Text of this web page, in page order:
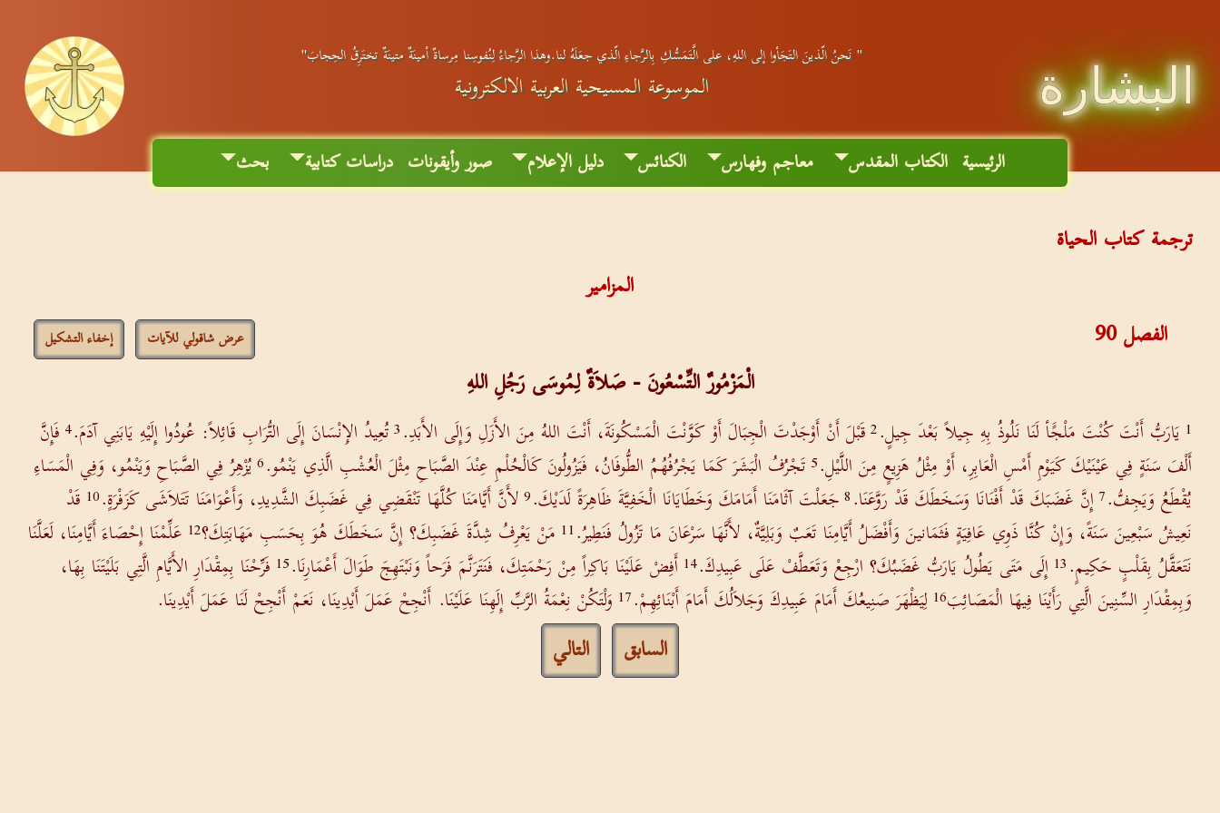
البشارة
" نَحنُ الّذينَ التَجَأوا إلى اللهِ، على الَّتَمَسُّكِ بِالرَّجاءِ الّذي جعَلَهُ لنا.وهذا الرَّجاءُ لِنُفوسِنا مِرساةٌ أمينَةٌ متينَةٌ تختَرِقُ الحِجابَ"
الموسوعة المسيحية العربية الالكترونية
الرئيسية الكتاب المقدس معاجم وفهارس الكنائس دليل الإعلام صور وأيقونات دراسات كتابية بحث
ترجمة كتاب الحياة
المزامير
الفصل90 عرض شاقولي للآيات إخفاء التشكيل
الْمَزْمُورٌ التِّسْعُونَ - صَلاَةٌ لِمُوسَى رَجُلِ اللهِ
1 يَارَبُّ أَنْتَ كُنْتَ مَلْجًَأ لَنَا نَلُوذُ بِهِ جِيلاً بَعْدَ جِيلٍ.2قَبْلَ أَنْ أَوْجَدْتَ الْجِبَالَ أَوْ كَوَّنْتَ الْمَسْكُونَةَ، أَنْتَ اللهُ مِنَ الأَزَلِ وَإِلَى الأَبَدِ.3تُعِيدُ الإِنْسَانَ إِلَى التُّرَابِ قَائِلاً: عُودُوا إِلَيْهِ يَابَنِي آدَمَ.4 فَإِنَّ
أَلْفَ سَنَةٍ فِي عَيْنَيْكَ كَيَوْمِ أَمْسِ الْعَابِرِ، أَوْ مِثْلُ هَزِيعٍ مِنَ اللَّيْلِ.5 تَجْرُفُ الْبَشَرَ كَمَا يَجْرُفُهُمُ الطُّوفَانُ، فَيَزُولُونَ كَالْحُلْمِ عِنْدَ الصَّبَاحِ مِثْلَ الْعُشْبِ الَّذِي يَنْمُو.6يُزْهِرُ فِي الصَّبَاحِ وَيَنْمُو، وَفِي الْمَسَاءِ
يُقْطَعُ وَيَجِفُّ.7إِنَّ غَضَبَكَ قَدْ أَفْنَانَا وَسَخَطَكَ قَدْ رَوَّعَنَا.8جَعَلْتَ آثَامَنَا أَمَامَكَ وَخَطَايَانَا الْخَفِيَّةَ ظَاهِرَةً لَدَيْكَ.9لأَنَّ أَيَّامَنَا كُلَّهَا تَنْقَضِي فِي غَضَبِكَ الشَّدِيدِ، وَأَعْوَامَنَا تَتَلاَشَى كَزَفْرَةٍ.10 قَدْ
نَعِيشُ سَبْعِينَ سَنَةً، وَإِنْ كُنَّا ذَوِي عَافِيَةٍ فَثَمَانينَ وَأَفْضَلُ أَيَّامِنَا تَعَبٌ وَبَلِيَّةٌ، لأَنَّهَا سَرْعَانَ مَا تَزُولُ فَنَطِيرُ.11 مَنْ يَعْرِفُ شِدَّةَ غَضَبِكَ؟ إِنَّ سَخَطَكَ هُوَ بِحَسَبِ مَهَابَتِكَ؟12 عَلِّمْنَا إِحْصَاءَ أَيَّامِنَا، لَعَلَّنَا
نَتَعَقَّلُ بِقَلْبٍ حَكِيمٍ.13 إِلَى مَتَى يَطُولُ يَارَبُّ غَضَبُكَ؟ ارْجِعْ وَتَعَطَّفْ عَلَى عَبِيدِكَ.14 أَفِضْ عَلَيْنَا بَاكِراً مِنْ رَحْمَتِكَ، فَنَتَرَنَّمَ فَرَحاً وَنَبْتَهِجَ طَوَالَ أَعْمَارِنَا.15 فَرِّحْنَا بِمِقْدَارِ الأَيَّامِ الَّتِي بَلَيْتَنَا بِهَا،
وَبِمِقْدَارِ السِّنِينَ الَّتِي رَأَيْنَا فِيهَا الْمَصَائِبَ16 لِيَظْهَرَ صَنِيعُكَ أَمَامَ عَبِيدِكَ وَجَلاَلُكَ أَمَامَ أَبْنَائِهِمْ.17 وَلْتَكُنْ نِعْمَةُ الرَّبِّ إِلَهِنَا عَلَيْنَا. أَنْجِحْ عَمَلَ أَيْدِينَا، نَعَمْ أَنْجِحْ لَنَا عَمَلَ أَيْدِينَا.
السابق التالي